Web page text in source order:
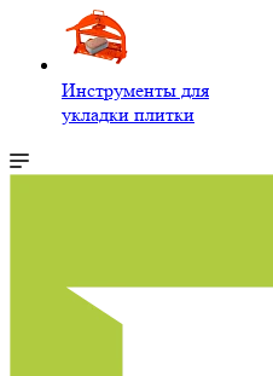
Инструменты для
укладки плитки